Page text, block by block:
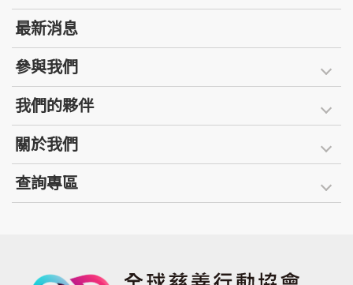
最新消息
參與我們
我們的夥伴
關於我們
查詢專區